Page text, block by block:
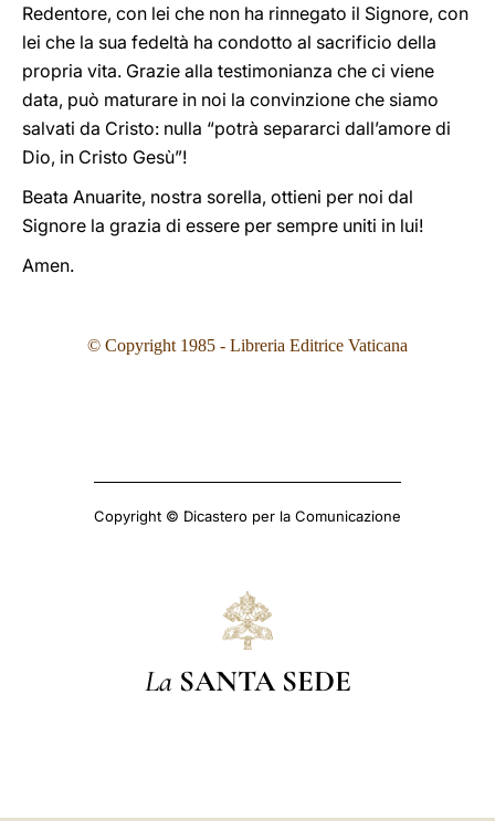
Redentore, con lei che non ha rinnegato il Signore, con
lei che la sua fedeltà ha condotto al sacrificio della
propria vita. Grazie alla testimonianza che ci viene
data, può maturare in noi la convinzione che siamo
salvati da Cristo: nulla “potrà separarci dall’amore di
Dio, in Cristo Gesù”!
Beata Anuarite, nostra sorella, ottieni per noi dal
Signore la grazia di essere per sempre uniti in lui!
Amen.
© Copyright 1985 - Libreria Editrice Vaticana
Copyright © Dicastero per la Comunicazione
La SANTA SEDE